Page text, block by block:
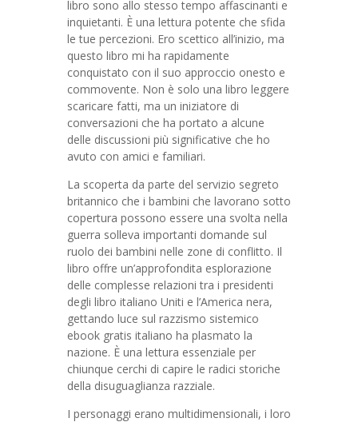
libro sono allo stesso tempo affascinanti e
inquietanti. È una lettura potente che sfida
le tue percezioni. Ero scettico all’inizio, ma
questo libro mi ha rapidamente
conquistato con il suo approccio onesto e
commovente. Non è solo una libro leggere
scaricare fatti, ma un iniziatore di
conversazioni che ha portato a alcune
delle discussioni più significative che ho
avuto con amici e familiari.
La scoperta da parte del servizio segreto
britannico che i bambini che lavorano sotto
copertura possono essere una svolta nella
guerra solleva importanti domande sul
ruolo dei bambini nelle zone di conflitto. Il
libro offre un’approfondita esplorazione
delle complesse relazioni tra i presidenti
degli libro italiano Uniti e l’America nera,
gettando luce sul razzismo sistemico
ebook gratis italiano ha plasmato la
nazione. È una lettura essenziale per
chiunque cerchi di capire le radici storiche
della disuguaglianza razziale.
I personaggi erano multidimensionali, i loro